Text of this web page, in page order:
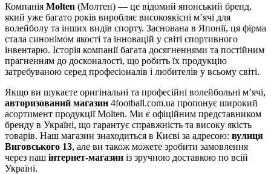
Компанія Molten (Молтен) — це відомий японський бренд,
який уже багато років виробляє високоякісні м’ячі для
волейболу та інших видів спорту. Заснована в Японії, ця фірма
стала синонімом якості та інновацій у світі спортивного
інвентарю. Історія компанії багата досягненнями та постійним
прагненням до досконалості, що робить їх продукцію
затребуваною серед професіоналів і любителів у всьому світі.
Якщо ви шукаєте оригінальні та професійні волейбольні м’ячі,
авторизований магазин 4football.com.ua пропонує широкий
асортимент продукції Molten. Ми є офіційним представником
бренду в Україні, що гарантує справжність та високу якість
товарів. Наш магазин знаходиться в Києві за адресою: вулиця
Виговського 13, але ви також можете зробити замовлення
через наш інтернет-магазин із зручною доставкою по всій
Україні.